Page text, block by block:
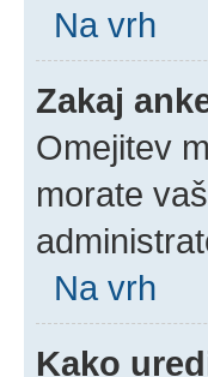
Na vrh
Zakaj
Omejitev
morate
Na vrh
Kako